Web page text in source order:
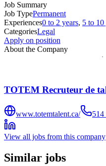
Job Summary
Job TypePermanent
Experiences0 to 2 years, 5 to 10
CategoriesLegal
Apply on position
About the Company
TOTEM Recruteur de
www.totemtalent.ca/ 514
View all jobs from this company
Similar jobs